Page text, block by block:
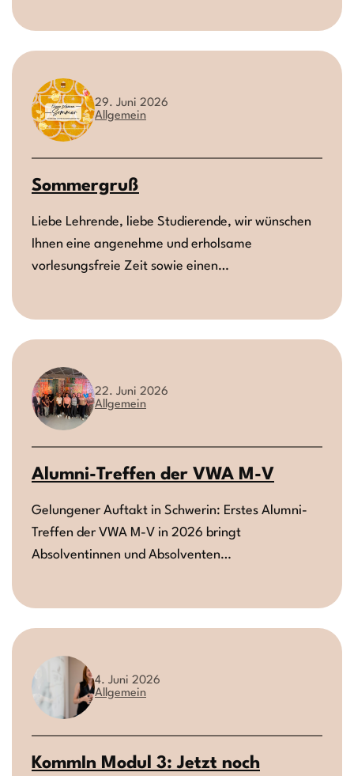
29. Juni 2026
Allgemein
Sommergruß
Liebe Lehrende, liebe Studierende, wir wünschen
Ihnen eine angenehme und erholsame
vorlesungsfreie Zeit sowie einen…
22. Juni 2026
Allgemein
Alumni-Treffen der VWA M-V
Gelungener Auftakt in Schwerin: Erstes Alumni-
Treffen der VWA M-V in 2026 bringt
Absolventinnen und Absolventen…
4. Juni 2026
Allgemein
KommIn Modul 3: Jetzt noch